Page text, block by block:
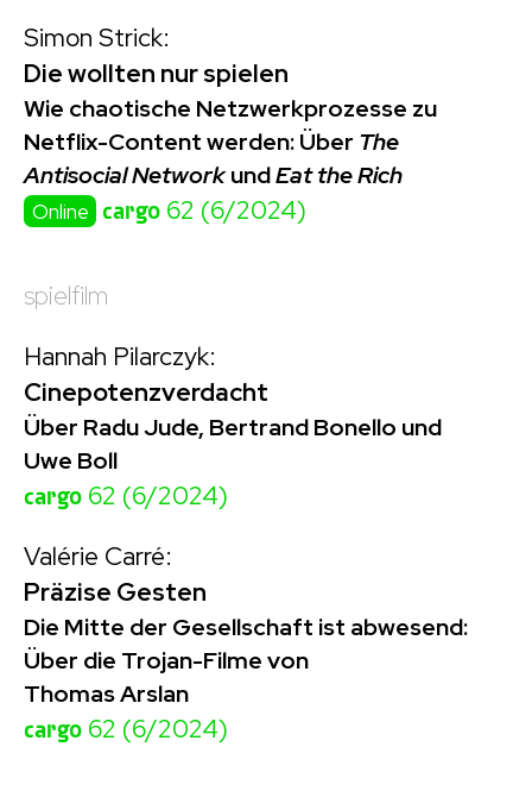
Simon Strick:
Die wollten nur spielen
Wie chaotische Netzwerkprozesse zu
Netflix-Content werden: Über The
Antisocial NetworkundEat the Rich
Online cargo 62 (6/2024)
spielfilm
Hannah Pilarczyk:
Cinepotenzverdacht
Über Radu Jude, Bertrand Bonello und
Uwe Boll
cargo 62 (6/2024)
Valérie Carré:
Präzise Gesten
Die Mitte der Gesellschaft ist abwesend:
Über die Trojan-Filme von
Thomas Arslan
cargo 62 (6/2024)